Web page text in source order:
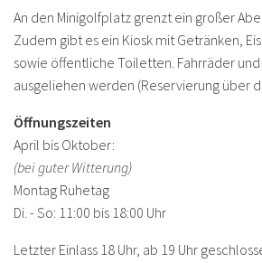
An den Minigolfplatz grenzt ein großer
Zudem gibt es ein Kiosk mit Getränken,
sowie öffentliche Toiletten. Fahrräder
ausgeliehen werden (Reservierung über
Öffnungszeiten
April bis Oktober:
(bei guter Witterung)
Montag Ruhetag
Di. - So: 11:00 bis 18:00 Uhr
Letzter Einlass 18 Uhr, ab 19 Uhr